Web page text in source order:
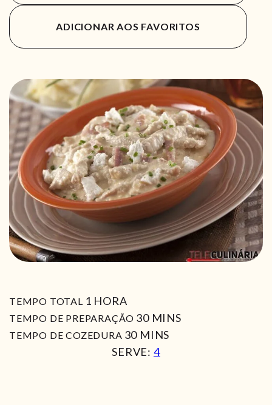
ADICIONAR AOS FAVORITOS
TEMPO TOTAL 1 HORA
HORA
TEMPO DE PREPARAÇÃO 30MIN
MINS
TEMPO DE COZEDURA 30MIN
MINS
SERVE: 4